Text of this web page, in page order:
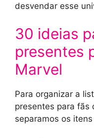
desvendar esse
30 ideias
presentes
Marvel
Para organizar a
presentes para fãs
separamos os